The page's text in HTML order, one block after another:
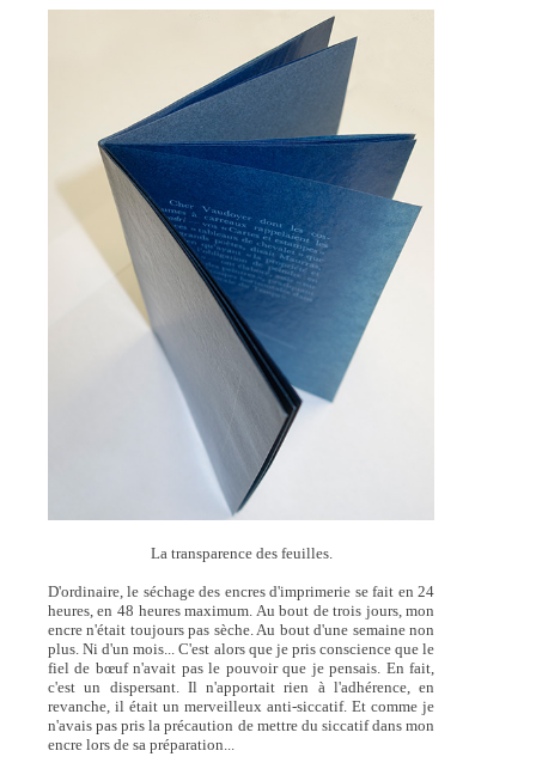
La transparence des feuilles.
D'ordinaire, le séchage des encres d'imprimerie se fait en 24
heures, en 48 heures maximum. Au bout de trois jours, mon
encre n'était toujours pas sèche. Au bout d'une semaine non
plus. Ni d'un mois... C'est alors que je pris conscience que le
fiel de bœuf n'avait pas le pouvoir que je pensais. En fait,
c'est un dispersant. Il n'apportait rien à l'adhérence, en
revanche, il était un merveilleux anti-siccatif. Et comme je
n'avais pas pris la précaution de mettre du siccatif dans mon
encre lors de sa préparation...